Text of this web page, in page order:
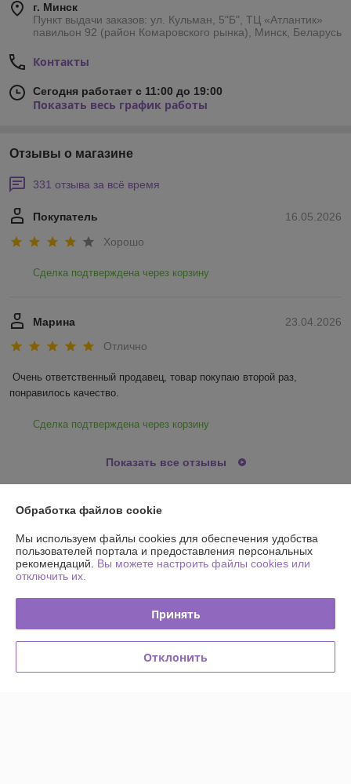
г. Минск
Пункт выдачи заказов: ул. Кульман, 5"Б", ТЦ «Атлантик»
павильон 92 (район Комаровского рынка), Минск, Беларусь
Контакты
Сегодня работает с 11:00 до 19:00
Показать весь график работы
Отзывы о магазине
331 отзыва за всё время
16.05.2026
Покупатель
Хорошо
Сделка подтверждена через корзину
23.04.2026
Марина
Отлично
Очень ответственный продавец, товар покупаю второй раз,
понравилось качество.
Сделка подтверждена через корзину
Показать все отзывы
О нас
Контакты
График работы
Обработка файлов cookie
Мы используем файлы cookies для обеспечения удобства
пользователей портала и предоставления персональных
рекомендаций. Вы можете настроить файлы cookies или
отключить их.
Принять
Отклонить